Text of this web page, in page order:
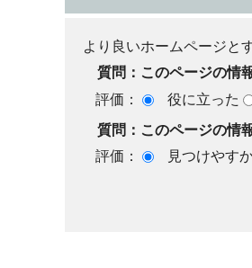
より良いホームページと
質問：このページの情
評価：
役に立った
質問：このページの情
評価：
見つけやす